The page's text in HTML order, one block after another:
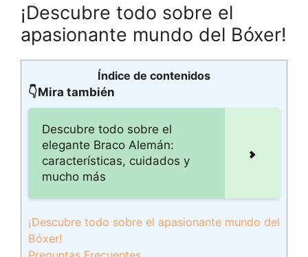
¡Descubre todo sobre el
apasionante mundo del Bóxer!
Índice de contenidos
👇Mira también
Descubre todo sobre el
elegante Braco Alemán:
características, cuidados y
mucho más
¡Descubre todo sobre el apasionante mundo del
Bóxer!